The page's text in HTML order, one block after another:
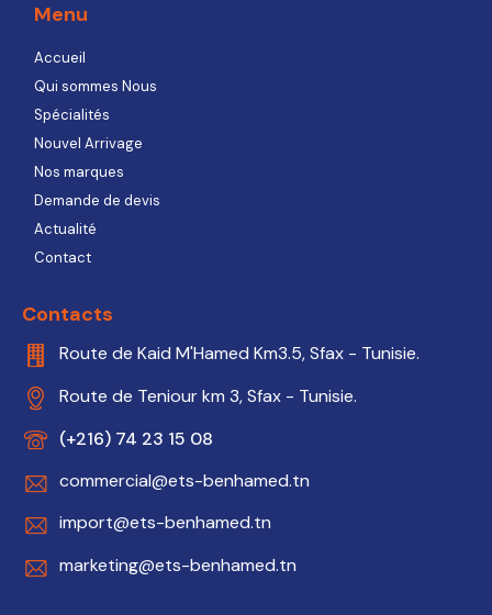
Menu
Accueil
Qui sommes Nous
Spécialités
Nouvel Arrivage
Nos marques
Demande de devis
Actualité
Contact
Contacts
Route de Kaid M'Hamed Km3.5, Sfax - Tunisie.
Route de Teniour km 3, Sfax - Tunisie.
(+216) 74 23 15 08
commercial@ets-benhamed.tn
import@ets-benhamed.tn
marketing@ets-benhamed.tn